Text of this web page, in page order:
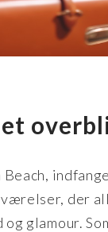
der
glamour.